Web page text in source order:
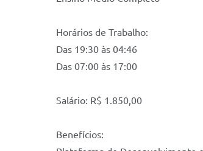
Horários de Trabalho:
Das 19:30 às 04:46
Das 07:00 às 17:00
Salário: R$ 1.850,00
Benefícios: